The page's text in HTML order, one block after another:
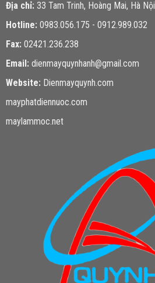
Địa chỉ: 33 Tam Trinh, Hoàng Mai, Hà Nội
Hotline: 0983.056.175 - 0912.989.032
Fax: 02421.236.238
Email: dienmayquynhanh@gmail.com
Website: Dienmayquynh.com
mayphatdiennuoc.com
maylammoc.net